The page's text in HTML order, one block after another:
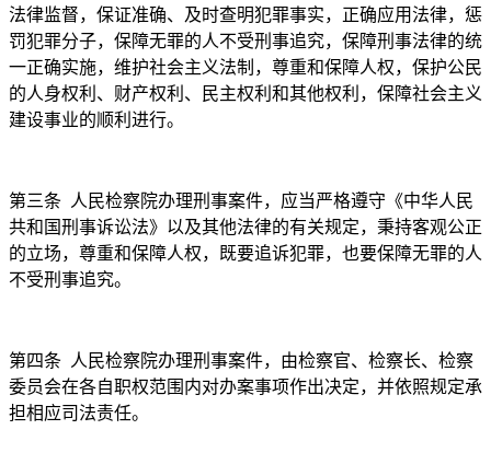
法律监督，保证准确、及时查明犯罪事实，正确应用法律，惩
罚犯罪分子，保障无罪的人不受刑事追究，保障刑事法律的统
一正确实施，维护社会主义法制，尊重和保障人权，保护公民
的人身权利、财产权利、民主权利和其他权利，保障社会主义
建设事业的顺利进行。
第三条
人民检察院办理刑事案件，应当严格遵守《中华人民
共和国刑事诉讼法》以及其他法律的有关规定，秉持客观公正
的立场，尊重和保障人权，既要追诉犯罪，也要保障无罪的人
不受刑事追究。
第四条
人民检察院办理刑事案件，由检察官、检察长、检察
委员会在各自职权范围内对办案事项作出决定，并依照规定承
担相应司法责任。